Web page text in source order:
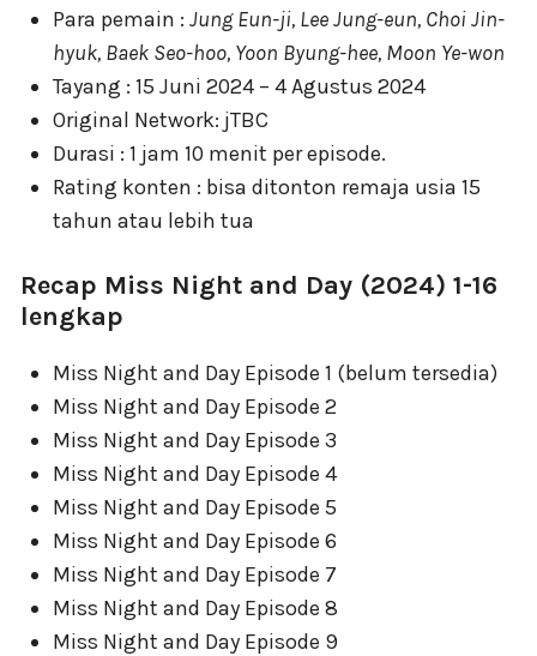
Para pemain : Jung Eun-ji, Lee Jung-eun, Choi Jin-
hyuk, Baek Seo-hoo, Yoon Byung-hee, Moon Ye-won
Tayang : 15 Juni 2024 – 4 Agustus 2024
Original Network: jTBC
Durasi : 1 jam 10 menit per episode.
Rating konten : bisa ditonton remaja usia 15
tahun atau lebih tua
Recap Miss Night and Day (2024) 1-16
lengkap
Miss Night and Day Episode 1 (belum tersedia)
Miss Night and Day Episode 2
Miss Night and Day Episode 3
Miss Night and Day Episode 4
Miss Night and Day Episode 5
Miss Night and Day Episode 6
Miss Night and Day Episode 7
Miss Night and Day Episode 8
Miss Night and Day Episode 9